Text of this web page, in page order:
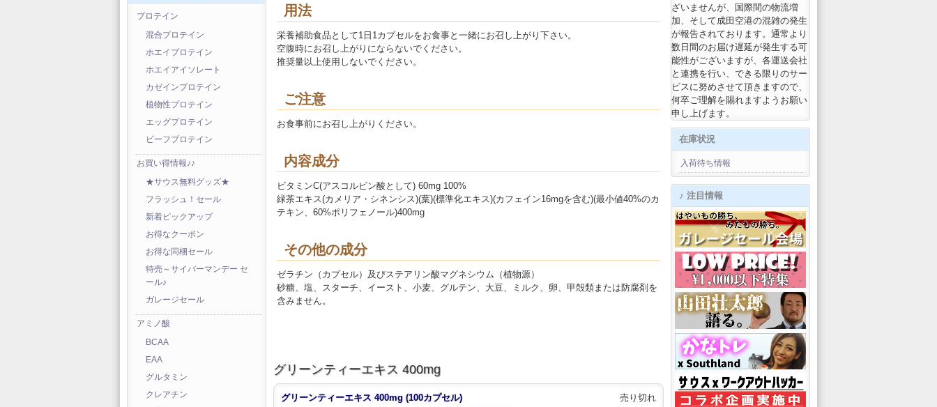
プロテイン
混合プロテイン
ホエイプロテイン
ホエイアイソレート
カゼインプロテイン
植物性プロテイン
エッグプロテイン
ビーフプロテイン
お買い得情報♪♪
★サウス無料グッズ★
フラッシュ！セール
新着ピックアップ
お得なクーポン
お得な同梱セール
特売～サイバーマンデー セ
ール♪
ガレージセール
アミノ酸
BCAA
EAA
グルタミン
クレアチン
用法
栄養補助食品として1日1カプセルをお食事と一緒にお召し上がり下さい。
空腹時にお召し上がりにならないでください。
推奨量以上使用しないでください。
ご注意
お食事前にお召し上がりください。
内容成分
ビタミンC(アスコルビン酸として) 60mg 100%
緑茶エキス(カメリア・シネンシス)(葉)(標準化エキス)(カフェイン16mgを含む)(最小値40%のカ
テキン、60%ポリフェノール)400mg
その他の成分
ゼラチン（カプセル）及びステアリン酸マグネシウム（植物源）
砂糖、塩、スターチ、イースト、小麦、グルテン、大豆、ミルク、卵、甲殻類または防腐剤を
含みません。
グリーンティーエキス 400mg
グリーンティーエキス 400mg (100カプセル) 売り切れ
ざいませんが、国際間の物流増
加、そして成田空港の混雑の発生
が報告されております。通常より
数日間のお届け遅延が発生する可
能性がございますが、各運送会社
と連携を行い、できる限りのサー
ビスに努めさせて頂きますので、
何卒ご理解を賜れますようお願い
申し上げます。
在庫状況
入荷待ち情報
♪ 注目情報